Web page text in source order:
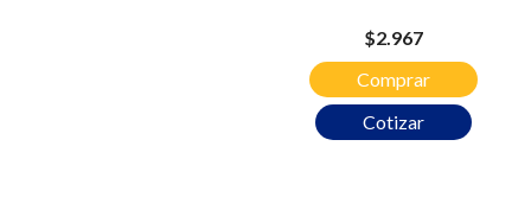
Cotizar
Precio
$2.967
Comprar